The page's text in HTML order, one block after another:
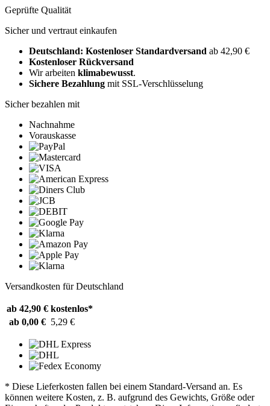
Geprüfte Qualität
Sicher und vertraut einkaufen
Deutschland: Kostenloser Standardversand ab 42,90 €
Kostenloser Rückversand
Wir arbeiten klimabewusst.
Sichere Bezahlung mit SSL-Verschlüsselung
Sicher bezahlen mit
Nachnahme
Vorauskasse
Versandkosten für Deutschland
ab 42,90 € kostenlos*
ab 0,00 € 5,29 €
* Diese Lieferkosten fallen bei einem Standard-Versand an. Es
können weitere Kosten, z. B. aufgrund des Gewichts, Größe oder